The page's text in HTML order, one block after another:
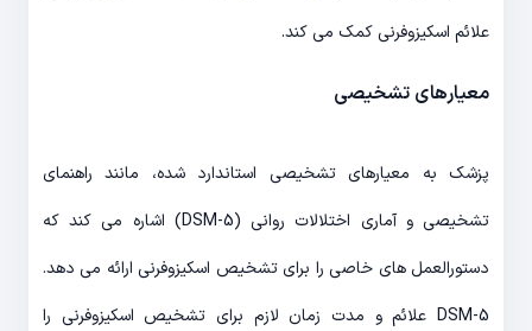
علائم اسکیزوفرنی کمک می کند.
معیارهای تشخیصی
پزشک به معیارهای تشخیصی استاندارد شده، مانند راهنمای
تشخیصی و آماری اختلالات روانی (DSM-5) اشاره می کند که
دستورالعمل های خاصی را برای تشخیص اسکیزوفرنی ارائه می دهد.
DSM-5 علائم و مدت زمان لازم برای تشخیص اسکیزوفرنی را